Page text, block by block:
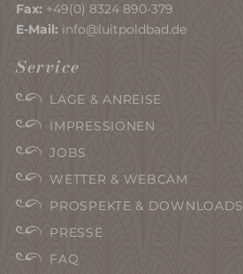
Fax: +49(0) 8324 890-379
E-Mail: info@luitpoldbad.de
Service
LAGE & ANREISE
IMPRESSIONEN
JOBS
WETTER & WEBCAM
PROSPEKTE & DOWNLOADS
PRESSE
FAQ